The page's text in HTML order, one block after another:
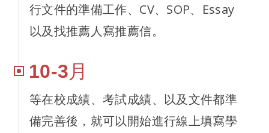
行文件的準備工作、CV、SOP、Essay
以及找推薦人寫推薦信。
10-3月
等在校成績、考試成績、以及文件都準
備完善後，就可以開始進行線上填寫學